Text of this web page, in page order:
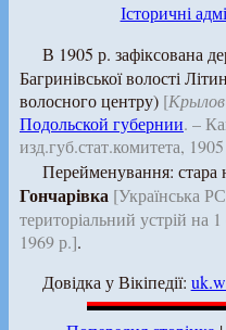
Історичні
В 1905 р. зафіксована
Багринівської волості
волосного центру) [
Подольской губернии. –
изд.губ.стат.комитета,
Перейменування: стара
Гончарівка [Українська
територіальний устрій на
1969 р.].
Довідка у Вікіпедії: